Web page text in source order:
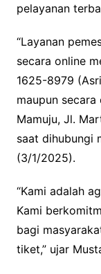
pelayanan
“Layanan
secara online
1625-8979
maupun
Mamuju, Jl.
saat dihubungi
(3/1/2025).
“Kami adalah
Kami
bagi
tiket,” ujar